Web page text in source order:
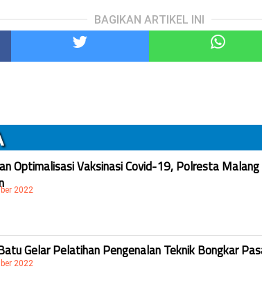
BAGIKAN ARTIKEL INI
Optimalisasi Vaksinasi Covid-19, Polresta
2022
Gelar Pelatihan Pengenalan Teknik Bongkar
2022